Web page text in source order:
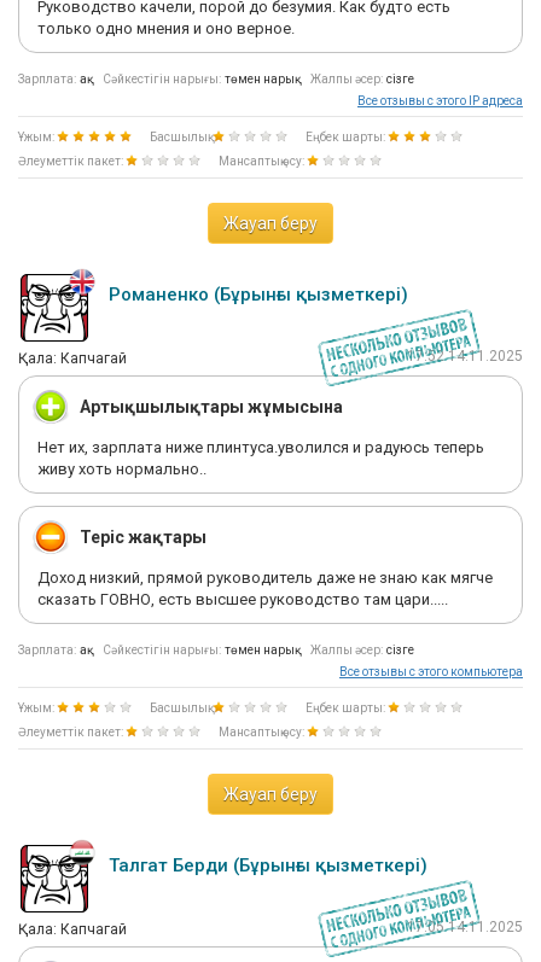
Руководство качели, порой до безумия. Как будто есть
только одно мнения и оно верное.
Зарплата: ақ Сәйкестігін нарығы: төмен нарық Жалпы әсер: сізге
Все отзывы с этого IP адреса
Ұжым: Басшылық:
Еңбек шарты:
Әлеуметтік пакет:
Мансаптық өсу:
Жауап беру
Романенко (Бұрынғы қызметкері)
Қала: Капчагай 17:52 14.11.2025
Артықшылықтары жұмысына
Нет их, зарплата ниже плинтуса.уволился и радуюсь теперь
живу хоть нормально..
Теріс жақтары
Доход низкий, прямой руководитель даже не знаю как мягче
сказать ГОВНО, есть высшее руководство там цари.....
Зарплата: ақ Сәйкестігін нарығы: төмен нарық Жалпы әсер: сізге
Все отзывы с этого компьютера
Ұжым: Басшылық:
Еңбек шарты:
Әлеуметтік пакет:
Мансаптық өсу:
Жауап беру
Талгат Берди (Бұрынғы қызметкері)
Қала: Капчагай 17:05 14.11.2025